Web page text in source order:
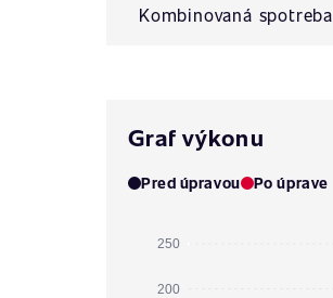
Kombinovaná spotreba
Graf výkonu
Pred úpravou Po úprave
250
200